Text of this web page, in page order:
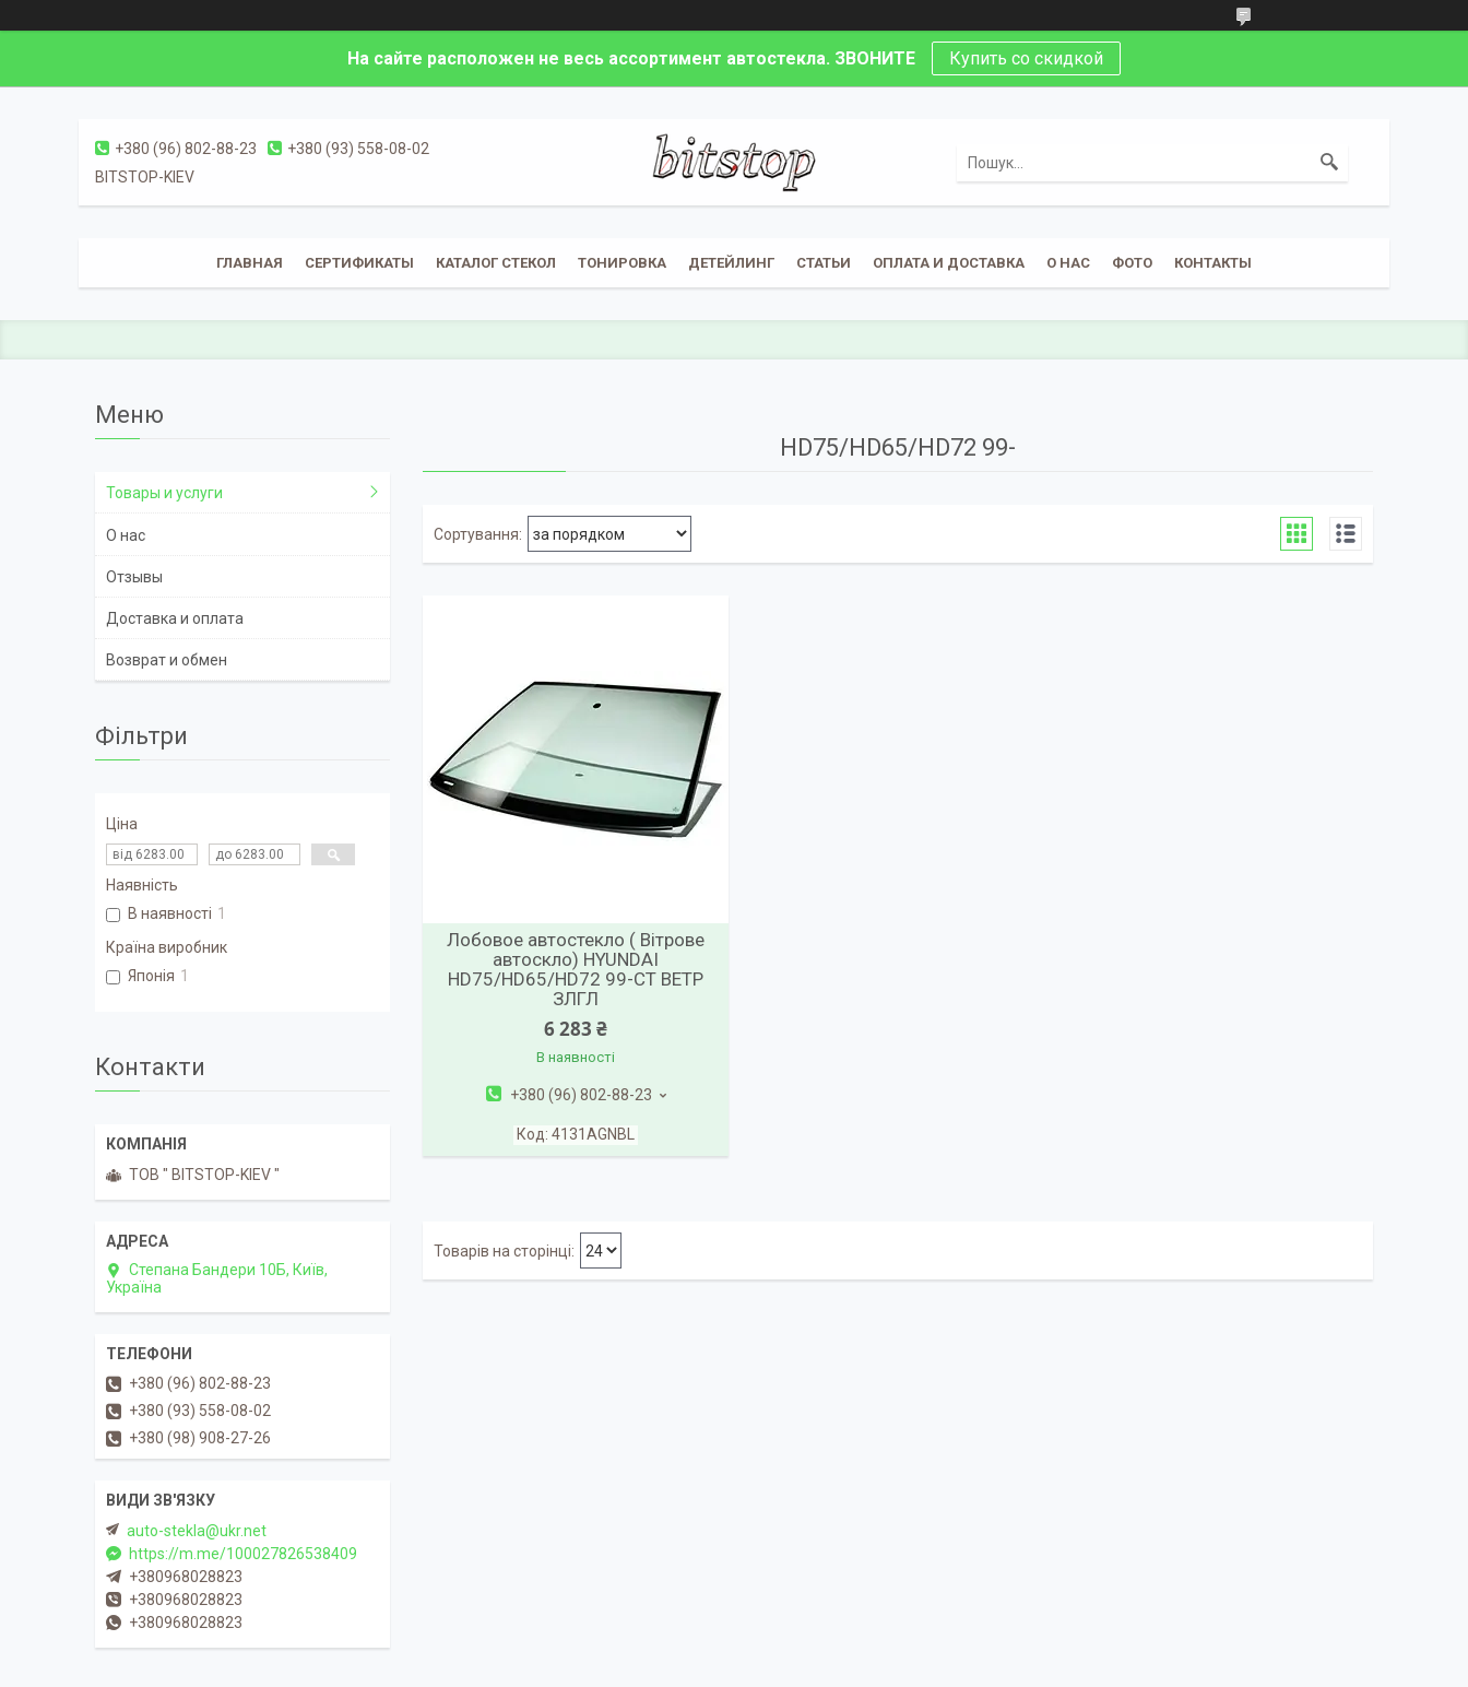
На сайте расположен не весь ассортимент автостекла. ЗВОНИТЕ Купить со скидкой
+380 (96) 802-88-23
+380 (93) 558-08-02
BITSTOP-KIEV
ГЛАВНАЯ СЕРТИФИКАТЫ КАТАЛОГ СТЕКОЛ ТОНИРОВКА ДЕТЕЙЛИНГ СТАТЬИ ОПЛАТА И ДОСТАВКА О НАС ФОТО КОНТАКТЫ
HD75/HD65/HD72 99-
Лобовое автостекло ( Вітрове
автоскло) HYUNDAI
HD75/HD65/HD72 99-СТ ВЕТР
ЗЛГЛ
6 283 ₴
В наявності
+380 (96) 802-88-23
4131AGNBL
Товары и услуги
О нас
Отзывы
Доставка и оплата
Возврат и обмен
Фільтри
Ціна
Наявність
В наявності 1
Країна виробник
Японія 1
Контакти
ТОВ " BITSTOP-KIEV "
Степана Бандери 10Б, Київ,
Україна
+380 (96) 802-88-23
+380 (93) 558-08-02
+380 (98) 908-27-26
auto-stekla@ukr.net
https://m.me/100027826538409
+380968028823
+380968028823
+380968028823